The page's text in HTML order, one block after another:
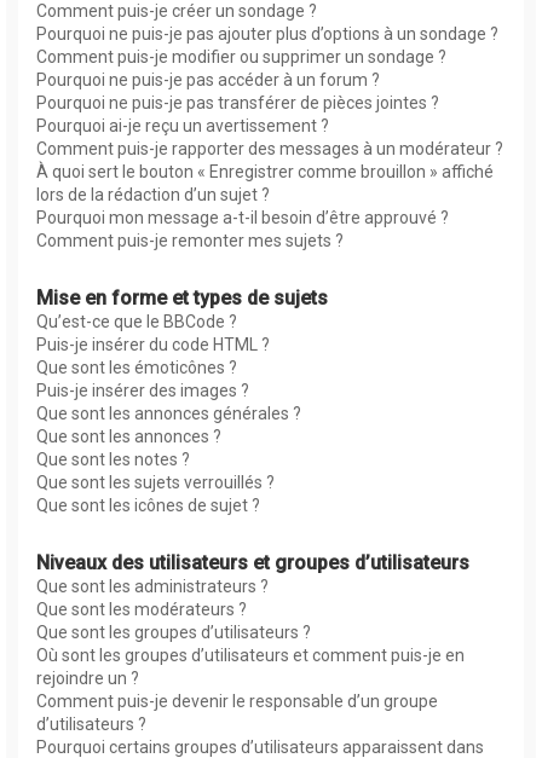
Comment puis-je créer un sondage ?
Pourquoi ne puis-je pas ajouter plus d’options à un sondage ?
Comment puis-je modifier ou supprimer un sondage ?
Pourquoi ne puis-je pas accéder à un forum ?
Pourquoi ne puis-je pas transférer de pièces jointes ?
Pourquoi ai-je reçu un avertissement ?
Comment puis-je rapporter des messages à un modérateur ?
À quoi sert le bouton « Enregistrer comme brouillon » affiché
lors de la rédaction d’un sujet ?
Pourquoi mon message a-t-il besoin d’être approuvé ?
Comment puis-je remonter mes sujets ?
Mise en forme et types de sujets
Qu’est-ce que le BBCode ?
Puis-je insérer du code HTML ?
Que sont les émoticônes ?
Puis-je insérer des images ?
Que sont les annonces générales ?
Que sont les annonces ?
Que sont les notes ?
Que sont les sujets verrouillés ?
Que sont les icônes de sujet ?
Niveaux des utilisateurs et groupes d’utilisateurs
Que sont les administrateurs ?
Que sont les modérateurs ?
Que sont les groupes d’utilisateurs ?
Où sont les groupes d’utilisateurs et comment puis-je en
rejoindre un ?
Comment puis-je devenir le responsable d’un groupe
d’utilisateurs ?
Pourquoi certains groupes d’utilisateurs apparaissent dans